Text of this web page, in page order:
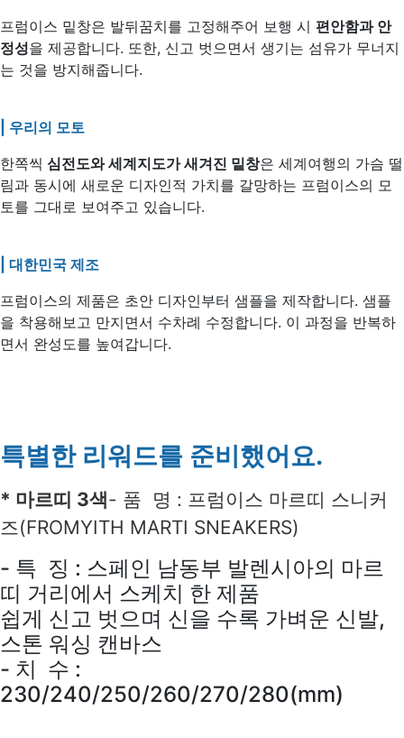
프럼이스 밑창은 발뒤꿈치를 고정해주어 보행 시 편안함과 안
정성을 제공합니다. 또한, 신고 벗으면서 생기는 섬유가 무너지
는 것을 방지해줍니다.
| 우리의 모토
한쪽씩 심전도와 세계지도가 새겨진 밑창은 세계여행의 가슴 떨
림과 동시에 새로운 디자인적 가치를 갈망하는 프럼이스의 모
토를 그대로 보여주고 있습니다.
| 대한민국 제조
프럼이스의 제품은 초안 디자인부터 샘플을 제작합니다. 샘플
을 착용해보고 만지면서 수차례 수정합니다. 이 과정을 반복하
면서 완성도를 높여갑니다.
특별한 리워드를 준비했어요.
* 마르띠 3색- 품 명 : 프럼이스 마르띠 스니커
즈(FROMYITH MARTI SNEAKERS)
- 특 징 : 스페인 남동부 발렌시아의 마르
띠 거리에서 스케치 한 제품
쉽게 신고 벗으며 신을 수록 가벼운 신발,
스톤 워싱 캔바스
- 치 수 :
230/240/250/260/270/280(mm)